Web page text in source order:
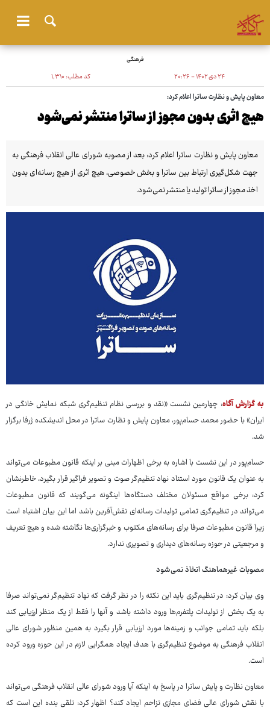
فرهنگی
۲۴ دی ۱۴۰۲ - ۲۰:۲۶ کد مطلب:۱٬۳۱۰
معاون پایش و نظارت ساترا اعلام کرد:
هیچ اثری بدون مجوز از ساترا منتشر نمی‌شود
معاون پایش و نظارت ساترا اعلام کرد: بعد از مصوبه شورای عالی انقلاب فرهنگی به
جهت شکل‌گیری ارتباط بین ساترا و بخش خصوصی، هیچ اثری از هیچ رسانه‌ای بدون
اخذ مجوز از ساترا تولید یا منتشر نمی‌شود.
به گزارش آگاه: چهارمین نشست «نقد و بررسی نظام تنظیم‌گری شبکه نمایش خانگی در
ایران» با حضور محمد حسام‌پور، معاون پایش و نظارت ساترا در محل اندیشکده ژرفا برگزار
شد.
حسام‌پور در این نشست با اشاره به برخی اظهارات مبنی بر اینکه قانون مطبوعات می‌تواند
به‌ عنوان یک قانون مورد استناد نهاد تنظیم‌گر صوت و تصویر فراگیر قرار بگیرد، خاطرنشان
کرد: برخی مواقع مسئولان مختلف دستگاه‌ها اینگونه می‌گویند که قانون مطبوعات
می‌تواند در تنظیم‌گری تمامی تولیدات رسانه‌ای نقش‌آفرین باشد اما این بیان اشتباه است
زیرا قانون مطبوعات صرفا برای رسانه‌های مکتوب و خبرگزاری‌ها نگاشته شده و هیچ تعریف
و مرجعیتی در حوزه رسانه‌های دیداری و تصویری ندارد.
مصوبات غیرهماهنگ اتخاذ نمی‌شود
وی بیان کرد: در تنظیم‌گری باید این نکته را در نظر گرفت که نهاد تنظیم‌گر نمی‌تواند صرفا
به یک بخش از تولیدات پلتفرم‌ها ورود داشته باشد و آنها را فقط از یک منظر ارزیابی کند
بلکه باید تمامی جوانب و زمینه‌ها مورد ارزیابی قرار بگیرد به‌ همین منظور شورای عالی
انقلاب فرهنگی به موضوع تنظیم‌گری با هدف ایجاد همگرایی لازم در این حوزه ورود کرده
است.
معاون نظارت و پایش ساترا در پاسخ به اینکه آیا ورود شورای عالی انقلاب فرهنگی می‌تواند
با نقش شورای عالی فضای مجازی تزاحم ایجاد کند؟ اظهار کرد: تلقی بنده این است که